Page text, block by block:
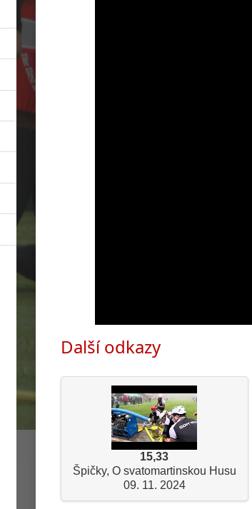
Další odkazy
15,33
Špičky, O svatomartinskou Husu
09. 11. 2024